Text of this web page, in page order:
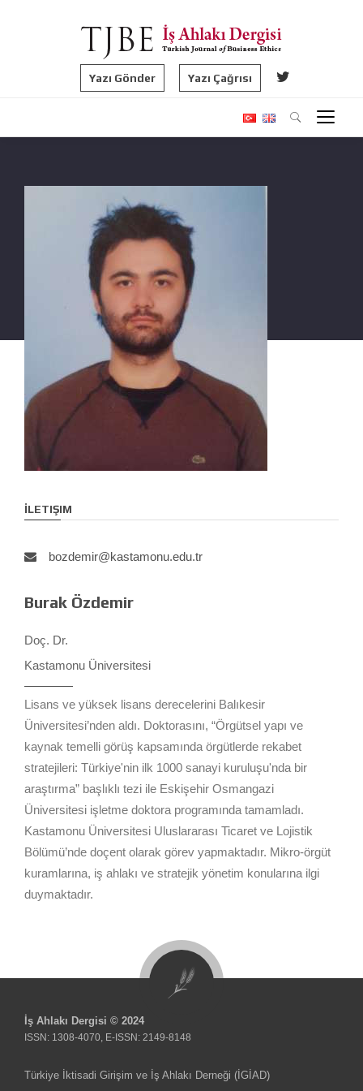
Yazı Gönder Yazı Çağrısı
İLETIŞIM
bozdemir@kastamonu.edu.tr
Burak Özdemir
Doç. Dr.
Kastamonu Üniversitesi
Lisans ve yüksek lisans derecelerini Balıkesir
Üniversitesi’nden aldı. Doktorasını, “Örgütsel yapı ve
kaynak temelli görüş kapsamında örgütlerde rekabet
stratejileri: Türkiye'nin ilk 1000 sanayi kuruluşu'nda bir
araştırma” başlıklı tezi ile Eskişehir Osmangazi
Üniversitesi işletme doktora programında tamamladı.
Kastamonu Üniversitesi Uluslararası Ticaret ve Lojistik
Bölümü’nde doçent olarak görev yapmaktadır. Mikro-örgüt
kuramlarına, iş ahlakı ve stratejik yönetim konularına ilgi
duymaktadır.
İş Ahlakı Dergisi © 2024
ISSN: 1308-4070, E-ISSN: 2149-8148
Türkiye İktisadi Girişim ve İş Ahlakı Derneği (İGİAD)